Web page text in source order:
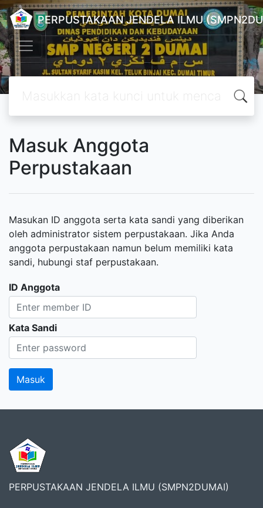
PERPUSTAKAAN JENDELA ILMU
Masuk Anggota
Perpustakaan
Masukan ID anggota serta kata sandi yang diberikan
oleh administrator sistem perpustakaan. Jika Anda
anggota perpustakaan namun belum memiliki kata
sandi, hubungi staf perpustakaan.
ID Anggota
Kata Sandi
PERPUSTAKAAN JENDELA ILMU (SMPN2DUMAI)